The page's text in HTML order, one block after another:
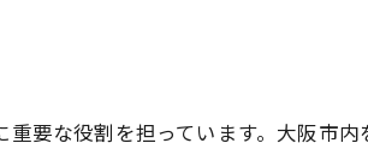
要な役割を担っています。大阪市